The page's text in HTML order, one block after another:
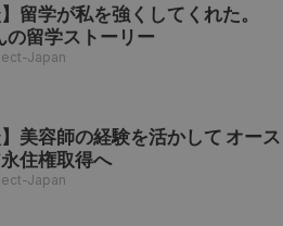
】留学が私を強くしてくれた。
留学ストーリー
Japan
】美容師の経験を活かして オース
住権取得へ
Japan